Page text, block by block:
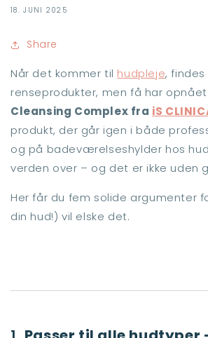
18. JUNI 2025
Share
Når det kommer til hudpleje,
renseprodukter, men få har
Cleansing Complex fra iS
produkt, der går igen i både
og på badeværelseshylder hos
verden over – og det er ikke uden
Her får du fem solide argumenter
din hud!) vil elske det.